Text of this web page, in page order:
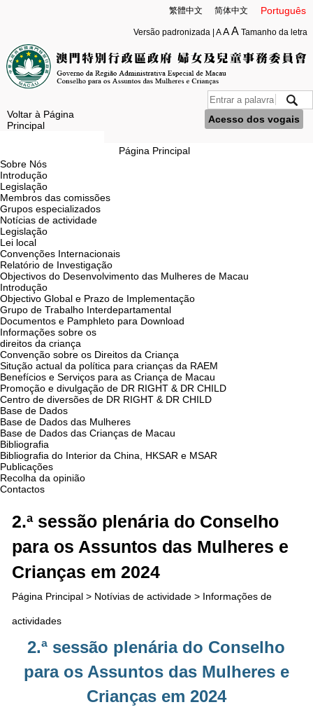
Português
简体中文
繁體中文
Versão padronizada| A A A Tamanho da letra
Voltar à Página
Principal
Acesso dos vogais
Página Principal
Sobre Nós
Introdução
Legislação
Membros das comissões
Grupos especializados
Notícias de actividade
Legislação
Lei local
Convenções Internacionais
Relatório de Investigação
Objectivos do Desenvolvimento das Mulheres de Macau
Introdução
Objectivo Global e Prazo de Implementação
Grupo de Trabalho Interdepartamental
Documentos e Pamphleto para Download
Informações sobre os
direitos da criança
Convenção sobre os Direitos da Criança
Situção actual da política para crianças da RAEM
Benefícios e Serviços para as Criança de Macau
Promoção e divulgação de DR RIGHT & DR CHILD
Centro de diversões de DR RIGHT & DR CHILD
Base de Dados
Base de Dados das Mulheres
Base de Dados das Crianças de Macau
Bibliografia
Bibliografia do Interior da China, HKSAR e MSAR
Publicações
Recolha da opinião
Contactos
2.ª sessão plenária do Conselho
para os Assuntos das Mulheres e
Crianças em 2024
Página Principal > Notívias de actividade > Informações de
actividades
2.ª sessão plenária do Conselho
para os Assuntos das Mulheres e
Crianças em 2024